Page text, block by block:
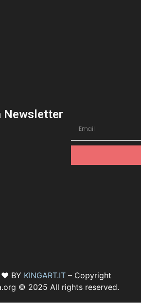
♥ BY KINGART.IT– Copyright
© 2025 All rights reserved.